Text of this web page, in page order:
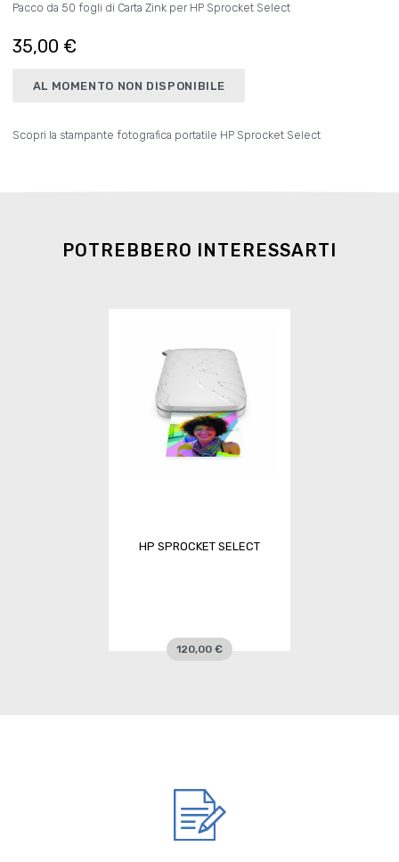
Pacco da 50 fogli di Carta Zink per HP Sprocket Select
35,00 €
AL MOMENTO NON DISPONIBILE
Scopri la stampante fotografica portatile HP Sprocket Select
POTREBBERO INTERESSARTI
HP SPROCKET SELECT
120,00 €